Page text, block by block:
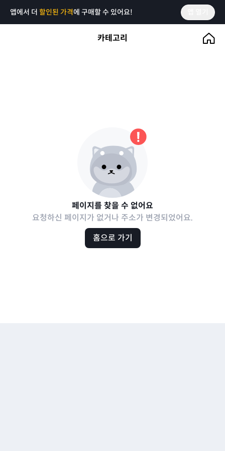
앱에서 더 할인된 가격에 구매할 수 있어요!
카테고리
페이지를 찾을 수 없어요
요청하신 페이지가 없거나 주소가 변경되었어요.
홈으로 가기